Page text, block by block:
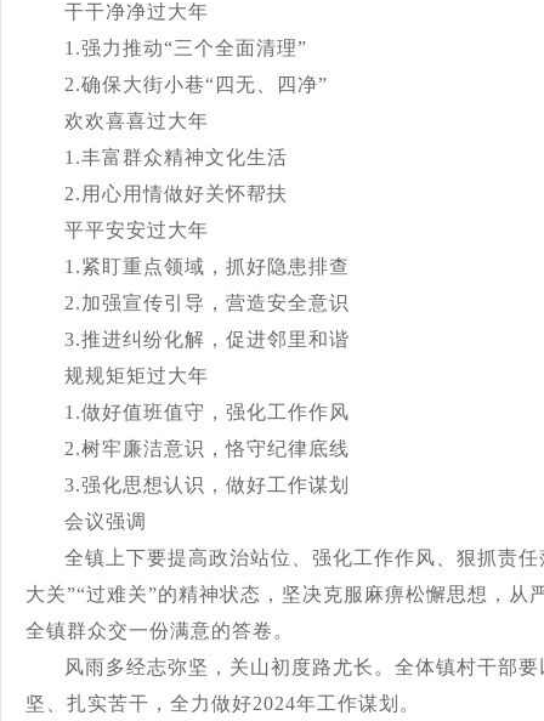
干干净净过大年
1.强力推动“三个全面清理”
2.确保大街小巷“四无、四净”
欢欢喜喜过大年
1.丰富群众精神文化生活
2.用心用情做好关怀帮扶
平平安安过大年
1.紧盯重点领域，抓好隐患排查
2.加强宣传引导，营造安全意识
3.推进纠纷化解，促进邻里和谐
规规矩矩过大年
1.做好值班值守，强化工作作风
2.树牢廉洁意识，恪守纪律底线
3.强化思想认识，做好工作谋划
会议强调
全镇上下要提高政治站位、强化工作作风、狠抓责
大关”“过难关”的精神状态，坚决克服麻痹松懈思想，从
全镇群众交一份满意的答卷。
风雨多经志弥坚，关山初度路尤长。全体镇村干部
坚、扎实苦干，全力做好2024年工作谋划。